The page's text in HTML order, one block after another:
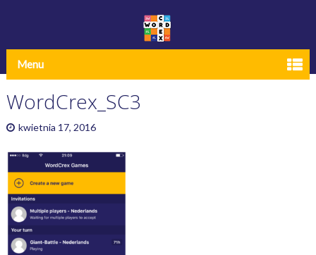
Menu
WordCrex_SC3
kwietnia 17, 2016